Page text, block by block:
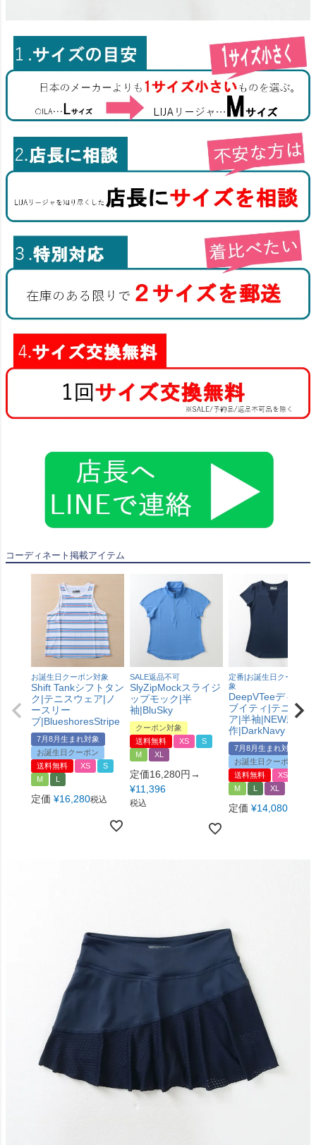
コーディネート掲載アイテム
お誕生日クーポン対象
Shift Tankシフトタン
ク|テニスウェア|ノ
ースリー
ブ|BlueshoresStripe
7月8月生まれ対象
お誕生日クーポン
送料無料
XS
S
M
L
定価 ¥16,280税込
SALE返品不可
SlyZipMockスライジ
ップモック|半
袖|BluSky
クーポン対象
送料無料
XS
S
M
XL
定価16,280円→
¥11,396
税込
定番|お誕生日クーポン対
象
DeepVTeeディープ
ブイティ|テニスウ
ア|半袖|NEW新
作|DarkNavy
7月8月生まれ対象
お誕生日クーポン
送料無料
XS
M
L XL
定価 ¥14,080